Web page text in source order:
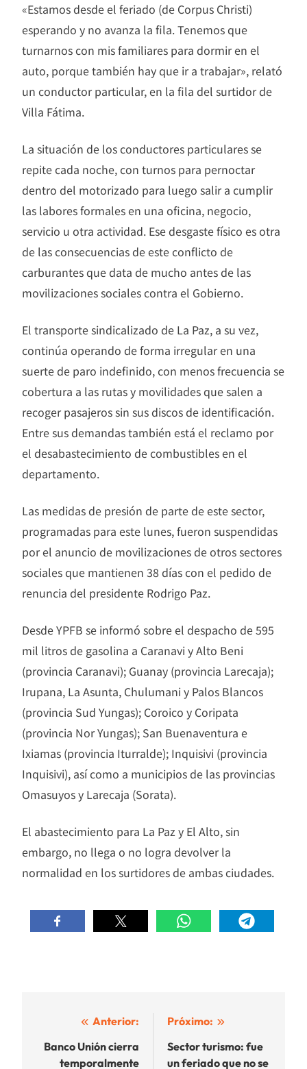
«Estamos desde el feriado (de Corpus Christi)
esperando y no avanza la fila. Tenemos que
turnarnos con mis familiares para dormir en el
auto, porque también hay que ir a trabajar», relató
un conductor particular, en la fila del surtidor de
Villa Fátima.
La situación de los conductores particulares se
repite cada noche, con turnos para pernoctar
dentro del motorizado para luego salir a cumplir
las labores formales en una oficina, negocio,
servicio u otra actividad. Ese desgaste físico es otra
de las consecuencias de este conflicto de
carburantes que data de mucho antes de las
movilizaciones sociales contra el Gobierno.
El transporte sindicalizado de La Paz, a su vez,
continúa operando de forma irregular en una
suerte de paro indefinido, con menos frecuencia se
cobertura a las rutas y movilidades que salen a
recoger pasajeros sin sus discos de identificación.
Entre sus demandas también está el reclamo por
el desabastecimiento de combustibles en el
departamento.
Las medidas de presión de parte de este sector,
programadas para este lunes, fueron suspendidas
por el anuncio de movilizaciones de otros sectores
sociales que mantienen 38 días con el pedido de
renuncia del presidente Rodrigo Paz.
Desde YPFB se informó sobre el despacho de 595
mil litros de gasolina a Caranavi y Alto Beni
(provincia Caranavi); Guanay (provincia Larecaja);
Irupana, La Asunta, Chulumani y Palos Blancos
(provincia Sud Yungas); Coroico y Coripata
(provincia Nor Yungas); San Buenaventura e
Ixiamas (provincia Iturralde); Inquisivi (provincia
Inquisivi), así como a municipios de las provincias
Omasuyos y Larecaja (Sorata).
El abastecimiento para La Paz y El Alto, sin
embargo, no llega o no logra devolver la
normalidad en los surtidores de ambas ciudades.
Navegación
de
Anterior:
Banco Unión cierra
temporalmente
Próximo:
Sector turismo: fue
un feriado que no se